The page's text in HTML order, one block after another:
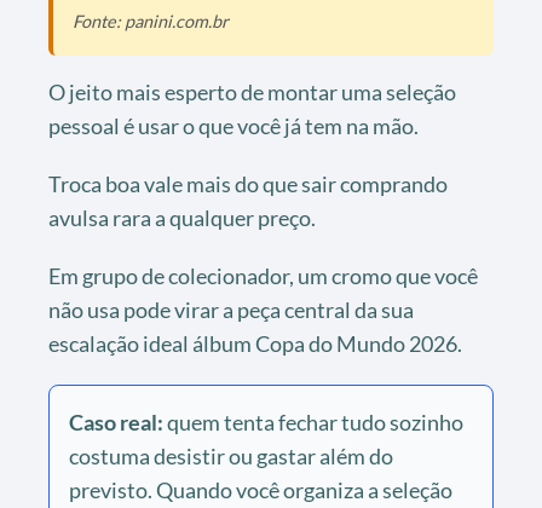
Fonte: panini.com.br
O jeito mais esperto de montar uma seleção
pessoal é usar o que você já tem na mão.
Troca boa vale mais do que sair comprando
avulsa rara a qualquer preço.
Em grupo de colecionador, um cromo que você
não usa pode virar a peça central da sua
escalação ideal álbum Copa do Mundo 2026.
Caso real:quem tenta fechar tudo sozinho
costuma desistir ou gastar além do
previsto. Quando você organiza a seleção